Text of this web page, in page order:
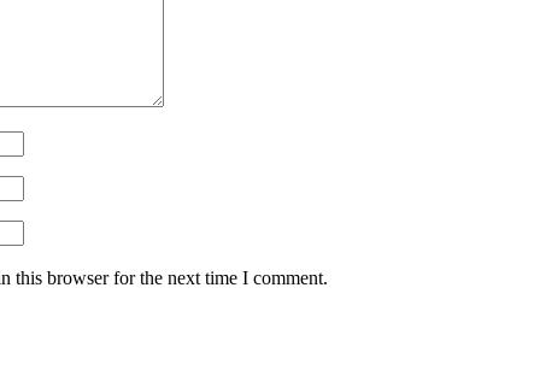
this browser for the next time I comment.